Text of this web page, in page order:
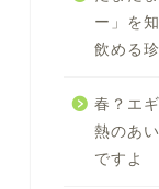
ー」を
飲める
春？エ
熱のあ
ですよ